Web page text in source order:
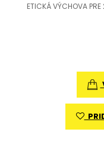
ETICKÁ VÝCHOVA PRE